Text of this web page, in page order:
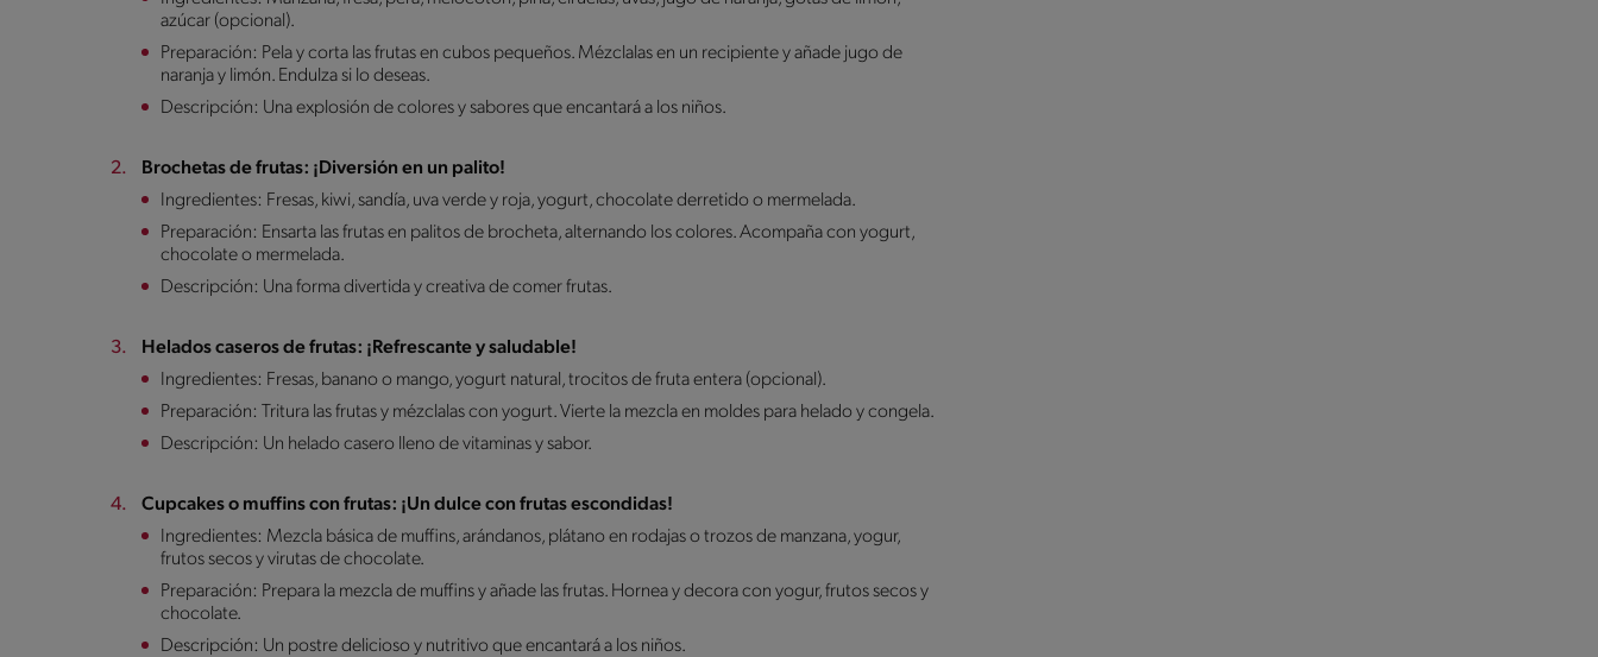
azúcar (opcional).
Preparación: Pela y corta las frutas en cubos pequeños. Mézclalas en un recipiente y añade jugo de
naranja y limón. Endulza si lo deseas.
Descripción: Una explosión de colores y sabores que encantará a los niños.
Brochetas de frutas: ¡Diversión en un palito!
Ingredientes: Fresas, kiwi, sandía, uva verde y roja, yogurt, chocolate derretido o mermelada.
Preparación: Ensarta las frutas en palitos de brocheta, alternando los colores. Acompaña con yogurt,
chocolate o mermelada.
Descripción: Una forma divertida y creativa de comer frutas.
Helados caseros de frutas: ¡Refrescante y saludable!
Ingredientes: Fresas, banano o mango, yogurt natural, trocitos de fruta entera (opcional).
Preparación: Tritura las frutas y mézclalas con yogurt. Vierte la mezcla en moldes para helado y congela.
Descripción: Un helado casero lleno de vitaminas y sabor.
Cupcakes o muffins con frutas: ¡Un dulce con frutas escondidas!
Ingredientes: Mezcla básica de muffins, arándanos, plátano en rodajas o trozos de manzana, yogur,
frutos secos y virutas de chocolate.
Preparación: Prepara la mezcla de muffins y añade las frutas. Hornea y decora con yogur, frutos secos y
chocolate.
Descripción: Un postre delicioso y nutritivo que encantará a los niños.